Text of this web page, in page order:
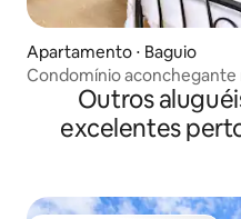
Apartamento ⋅ Baguio
Condomínio aconchegante
Refúgio para casais
Outros
excelentes